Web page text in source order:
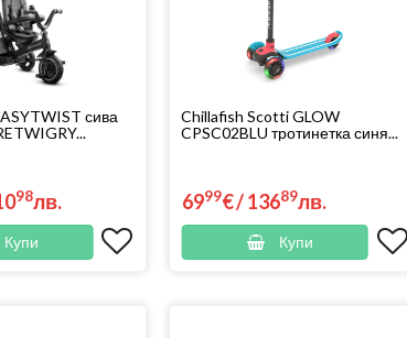
сива
98лв.
Купи
Chillafish Scotti GLOW
CPSC02BLU тротинетка синя...
6999€/13689лв.
Купи